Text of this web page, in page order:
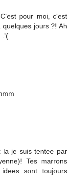
pour moi, c'est
jours ?! Ah
:'(
la je suis tentee par
Tes marrons
sont toujours